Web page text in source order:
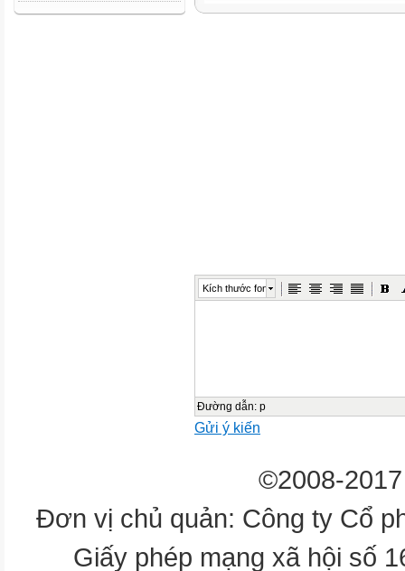
3 phần: mở bài, thân bài, kết
ibaotu.com
2. Khi miêu tả đặc điểm của
nên miêu tả theo trình tự nào?
Tả đặc điểm ngoại hình của
trước rồi tả hoạt động và thói
Kích thước font
Đường dẫn: p
Gửi ý kiến
©2008-
Đơn vị chủ quản: Công ty Cổ
Giấy phép mạng xã hội số